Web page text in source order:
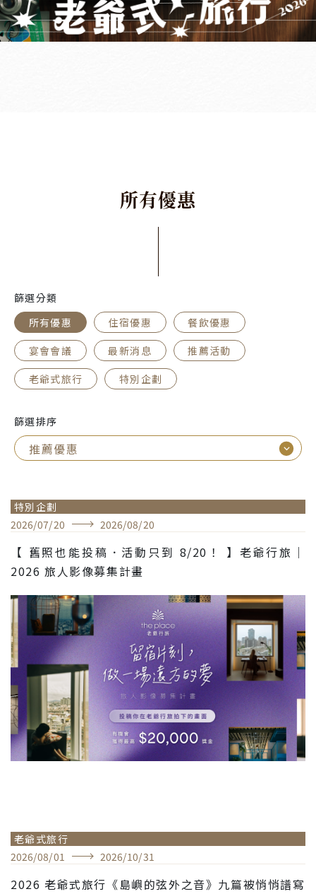
所有優惠
篩選分類
所有優惠
住宿優惠
餐飲優惠
宴會會議
最新消息
推薦活動
老爺式旅行
特別企劃
篩選排序
特別企劃
2026/07/20 2026/08/20
【 舊照也能投稿．活動只到 8/20！ 】老爺行旅｜
2026 旅人影像募集計畫
老爺式旅行
2026/08/01 2026/10/31
2026 老爺式旅行《島嶼的弦外之音》九篇被悄悄譜寫